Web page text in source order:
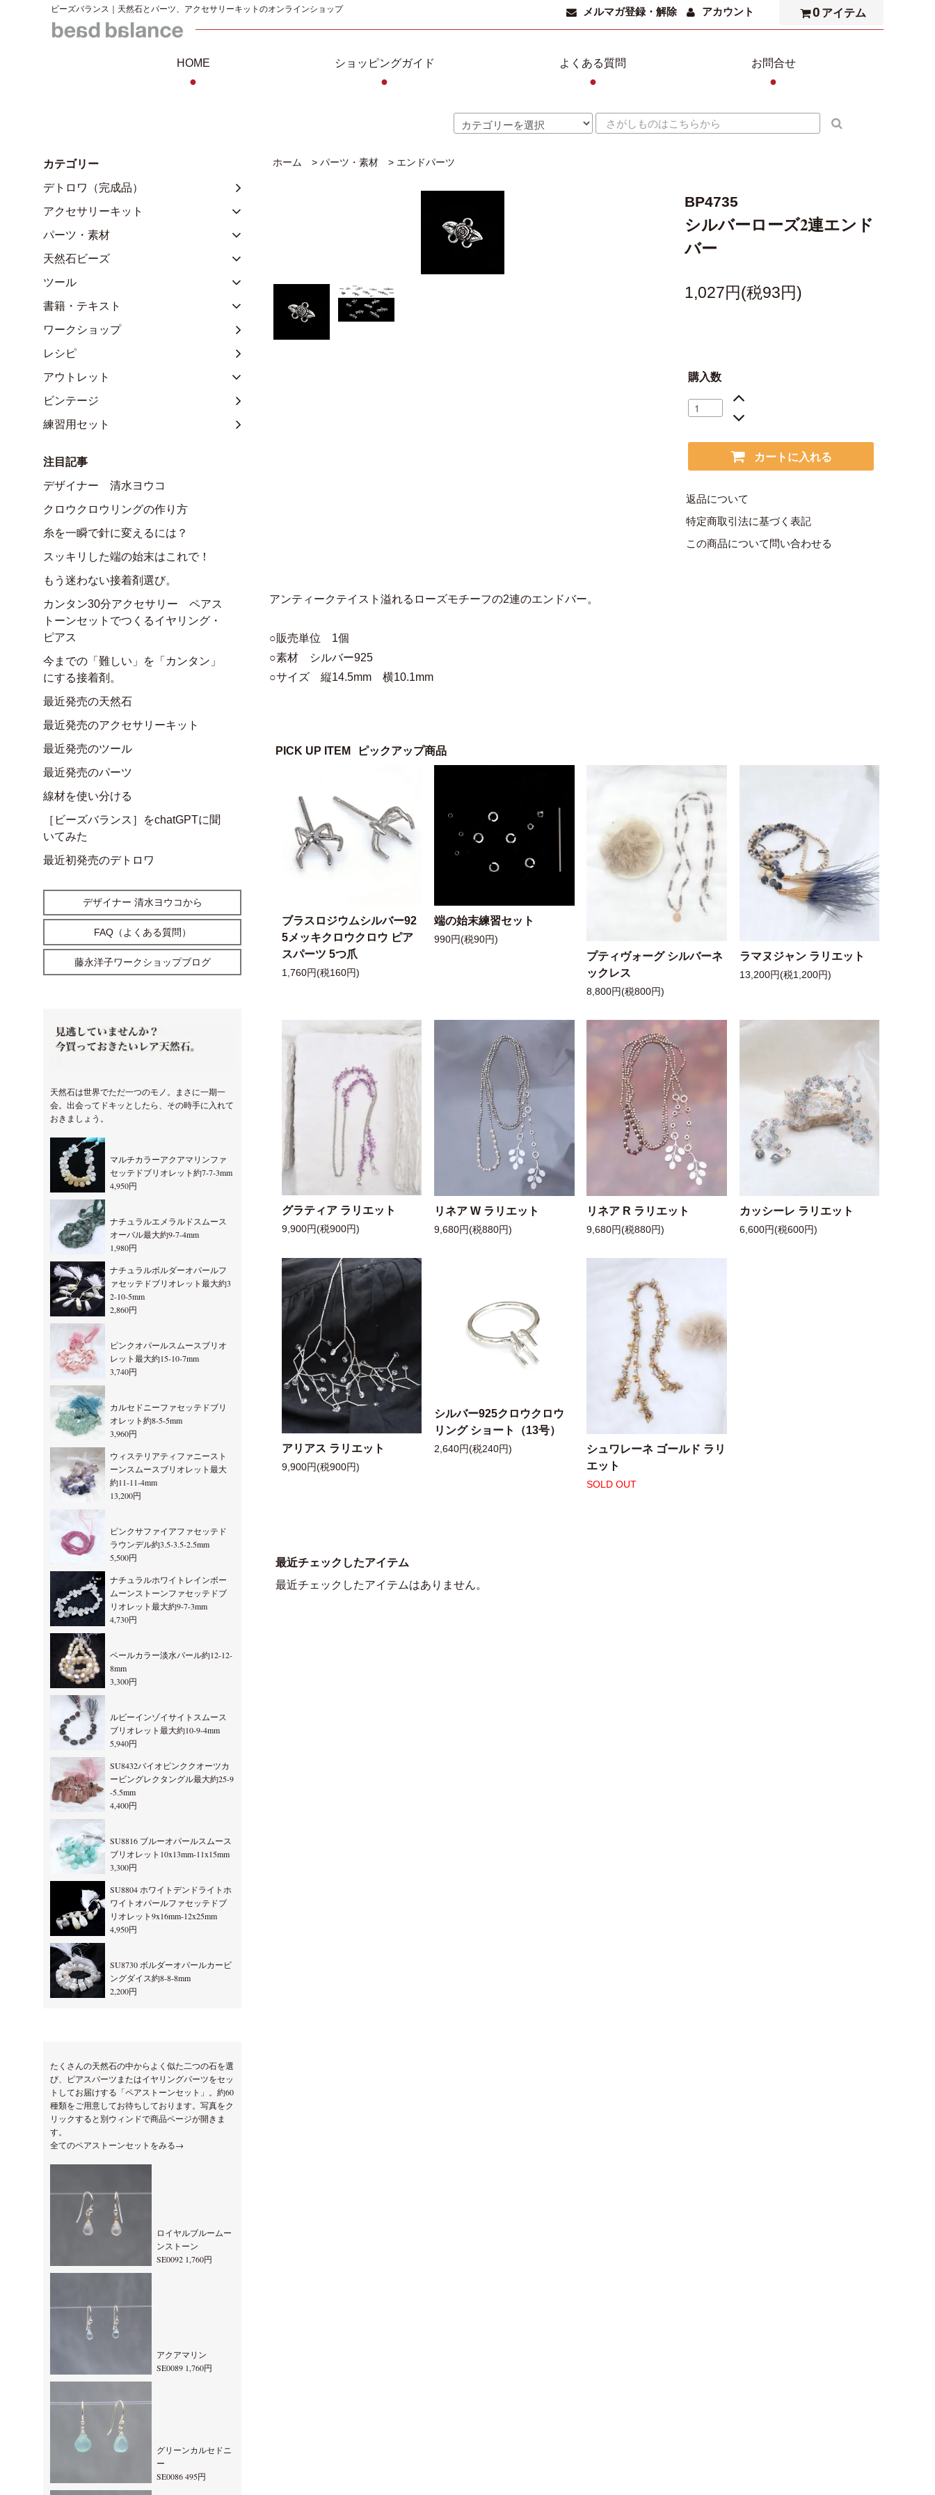
ビーズバランス｜天然石とパーツ、アクセサリーキットのオンラインショップ メルマガ登録・解除 アカウント 0 アイテム
HOME
●
ショッピングガイド
●
よくある質問
●
お問合せ
●
ホーム > パーツ・素材 > エンドパーツ
BP4735
シルバーローズ2連エンド
バー
1,027円(税93円)
購入数
カートに入れる
返品について
特定商取引法に基づく表記
この商品について問い合わせる
アンティークテイスト溢れるローズモチーフの2連のエンドバー。
○販売単位 1個
○素材 シルバー925
○サイズ 縦14.5mm 横10.1mm
PICK UP ITEM ピックアップ商品
ブラスロジウムシルバー92
5メッキクロウクロウ ピア
スパーツ 5つ爪
1,760円(税160円)
端の始末練習セット
990円(税90円)
プティヴォーグ シルバーネ
ックレス
8,800円(税800円)
ラマヌジャン ラリエット
13,200円(税1,200円)
グラティア ラリエット
9,900円(税900円)
リネア W ラリエット
9,680円(税880円)
リネア R ラリエット
9,680円(税880円)
カッシーレ ラリエット
6,600円(税600円)
アリアス ラリエット
9,900円(税900円)
シルバー925クロウクロウ
リング ショート（13号）
2,640円(税240円)
シュワレーネ ゴールド ラリ
エット
SOLD OUT
最近チェックしたアイテム
最近チェックしたアイテムはありません。
カテゴリー
デトロワ（完成品）
アクセサリーキット
パーツ・素材
天然石ビーズ
ツール
書籍・テキスト
ワークショップ
レシピ
アウトレット
ビンテージ
練習用セット
注目記事
デザイナー 清水ヨウコ
クロウクロウリングの作り方
糸を一瞬で針に変えるには？
スッキリした端の始末はこれで！
もう迷わない接着剤選び。
カンタン30分アクセサリー ペアス
トーンセットでつくるイヤリング・
ピアス
今までの「難しい」を「カンタン」
にする接着剤。
最近発売の天然石
最近発売のアクセサリーキット
最近発売のツール
最近発売のパーツ
線材を使い分ける
［ビーズバランス］をchatGPTに聞
いてみた
最近初発売のデトロワ
デザイナー 清水ヨウコから
FAQ（よくある質問）
藤永洋子ワークショップブログ
天然石は世界でただ一つのモノ。まさに一期一
会。出会ってドキッとしたら、その時手に入れて
おきましょう。
マルチカラーアクアマリンファ
セッテドブリオレット約7-7-3mm
4,950円
ナチュラルエメラルドスムース
オーバル最大約9-7-4mm
1,980円
ナチュラルボルダーオパールフ
ァセッテドブリオレット最大約3
2-10-5mm
2,860円
ピンクオパールスムースブリオ
レット最大約15-10-7mm
3,740円
カルセドニーファセッテドブリ
オレット約8-5-5mm
3,960円
ウィステリアティファニースト
ーンスムースブリオレット最大
約11-11-4mm
13,200円
ピンクサファイアファセッテド
ラウンデル約3.5-3.5-2.5mm
5,500円
ナチュラルホワイトレインボー
ムーンストーンファセッテドブ
リオレット最大約9-7-3mm
4,730円
ペールカラー淡水パール約12-12-
8mm
3,300円
ルビーインゾイサイトスムース
ブリオレット最大約10-9-4mm
5,940円
SU8432バイオピンククオーツカ
ービングレクタングル最大約25-9
-5.5mm
4,400円
SU8816 ブルーオパールスムース
ブリオレット10x13mm-11x15mm
3,300円
SU8804 ホワイトデンドライトホ
ワイトオパールファセッテドブ
リオレット9x16mm-12x25mm
4,950円
SU8730 ボルダーオパールカービ
ングダイス約8-8-8mm
2,200円
たくさんの天然石の中からよく似た二つの石を選
び、ピアスパーツまたはイヤリングパーツをセッ
トしてお届けする「ペアストーンセット」。約60
種類をご用意してお待ちしております。写真をク
リックすると別ウィンドで商品ページが開きま
す。
全てのペアストーンセットをみる→
ロイヤルブルームー
ンストーン
SE0092 1,760円
アクアマリン
SE0089 1,760円
グリーンカルセドニ
ー
SE0086 495円